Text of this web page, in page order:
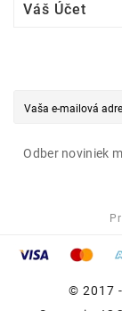
Váš Účet
Odber noviniek
© 2017 -